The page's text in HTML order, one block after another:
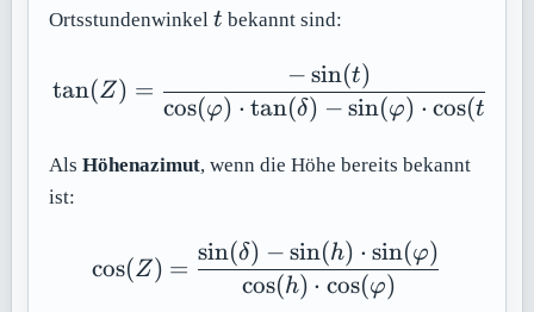
Ortsstundenwinkelt
t bekannt sind:
\tan(Z) = \frac{-
tan(Z) =
cos(φ) ⋅ tan(δ) − sin(φ) ⋅ cos(t
− sin(t)
AlsHöhenazimut, wenn die Höhe bereits bekannt
ist:
\cos(Z) =
cos(Z) =
cos(h) ⋅ cos(φ)
sin(δ) − sin(h) ⋅ sin(φ)